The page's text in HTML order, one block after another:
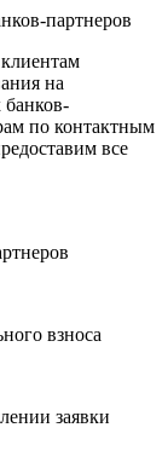
партнеров
на
банков-
по контактным
все
взноса
заявки